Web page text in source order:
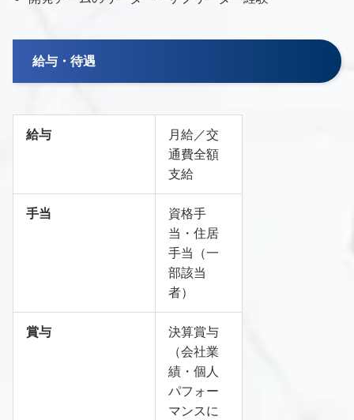
給与・待遇
給与
月給／交
通費全額
支給
手当
資格手
当・住居
手当（一
部該当
者）
賞与
決算賞与
（会社業
績・個人
パフォー
マンスに